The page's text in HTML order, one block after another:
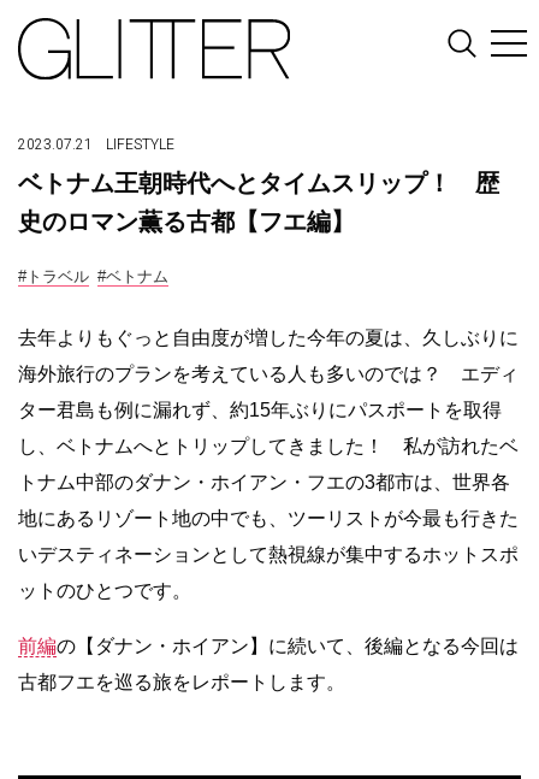
2023.07.21 LIFESTYLE
ベトナム王朝時代へとタイムスリップ！ 歴
史のロマン薫る古都【フエ編】
#トラベル #ベトナム
去年よりもぐっと自由度が増した今年の夏は、久しぶりに
海外旅行のプランを考えている人も多いのでは？ エディ
ター君島も例に漏れず、約15年ぶりにパスポートを取得
し、ベトナムへとトリップしてきました！ 私が訪れたベ
トナム中部のダナン・ホイアン・フエの3都市は、世界各
地にあるリゾート地の中でも、ツーリストが今最も行きた
いデスティネーションとして熱視線が集中するホットスポ
ットのひとつです。
前編の【ダナン・ホイアン】に続いて、後編となる今回は
古都フエを巡る旅をレポートします。